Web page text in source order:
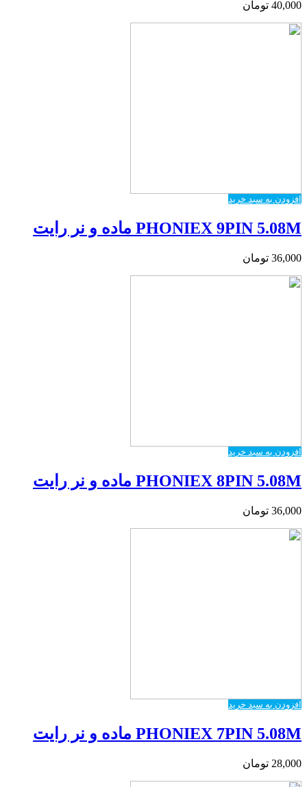
40,000 تومان
افزودن به سبد خرید
PHONIEX 9PIN 5.08M ماده و نر رایت
36,000 تومان
افزودن به سبد خرید
PHONIEX 8PIN 5.08M ماده و نر رایت
36,000 تومان
افزودن به سبد خرید
PHONIEX 7PIN 5.08M ماده و نر رایت
28,000 تومان